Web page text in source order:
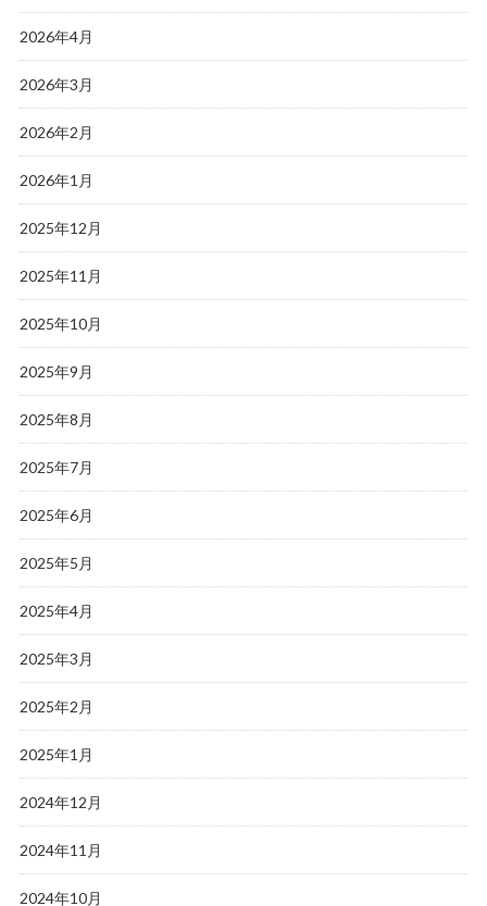
2026年4月
2026年3月
2026年2月
2026年1月
2025年12月
2025年11月
2025年10月
2025年9月
2025年8月
2025年7月
2025年6月
2025年5月
2025年4月
2025年3月
2025年2月
2025年1月
2024年12月
2024年11月
2024年10月